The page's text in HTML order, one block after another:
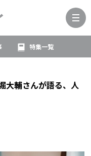
特集一覧
大輔さんが語る、人